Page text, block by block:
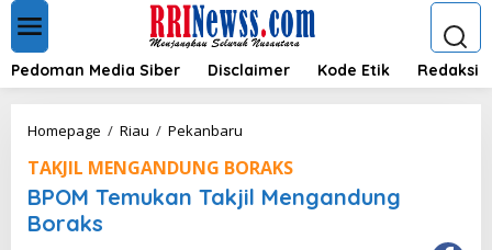
t
Pedoman Media Siber Disclaimer Kode Etik Redaksi
Homepage / Riau / Pekanbaru
O
M
T
TAKJIL MENGANDUNG BORAKS
BPOM Temukan Takjil Mengandung
Boraks